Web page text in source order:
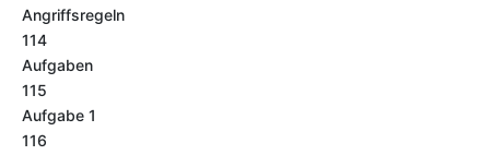
Angriffsregeln
114
Aufgaben
115
Aufgabe 1
116